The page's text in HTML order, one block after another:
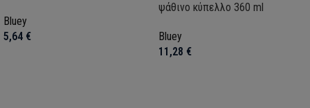
Bluey
5,64 €
ψάθινο κύπελλο 360 ml
Bluey
11,28 €